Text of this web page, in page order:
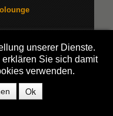
unserer Dienste.
Sie sich damit
verwenden.
Ok